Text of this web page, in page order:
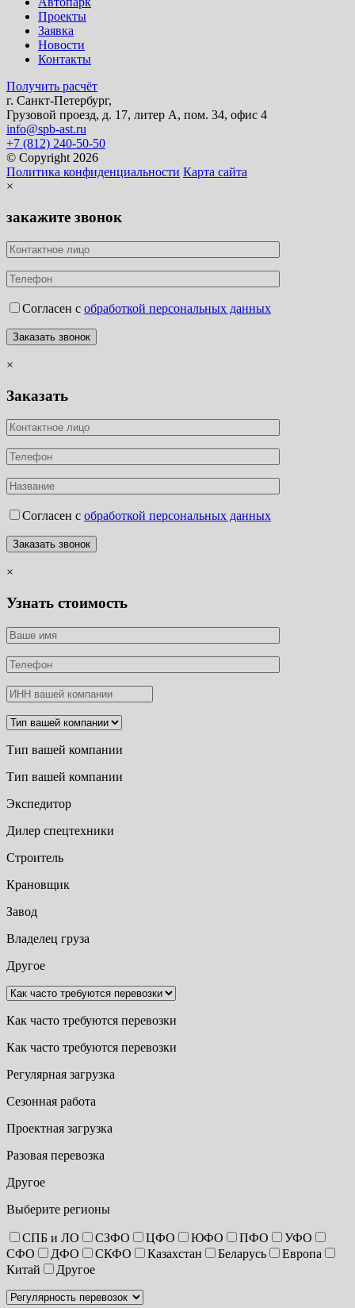
Проекты
Заявка
Новости
Контакты
Получить расчёт
г. Санкт-Петербург,
Грузовой проезд, д. 17, литер А, пом. 34, офис 4
info@spb-ast.ru
+7 (812) 240-50-50
© Copyright 2026
Политика конфиденциальности Карта сайта
×
закажите звонок
Согласен с обработкой персональных данных
×
Заказать
Согласен с обработкой персональных данных
×
Узнать стоимость
Тип вашей компании
Тип вашей компании
Экспедитор
Дилер спецтехники
Строитель
Крановщик
Завод
Владелец груза
Другое
Как часто требуются перевозки
Как часто требуются перевозки
Регулярная загрузка
Сезонная работа
Проектная загрузка
Разовая перевозка
Другое
Выберите регионы
СПБ и ЛО СЗФО ЦФО ЮФО ПФО
УФО
СФО
ДФО СКФО Казахстан Беларусь
Европа
Китай
Другое